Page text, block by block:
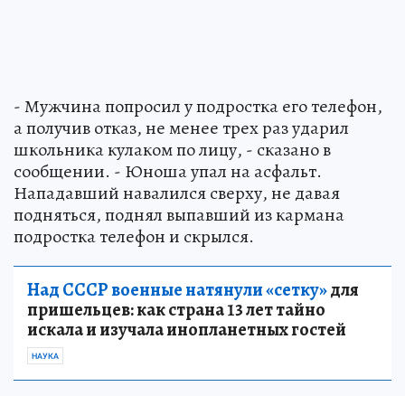
- Мужчина попросил у подростка его телефон,
а получив отказ, не менее трех раз ударил
школьника кулаком по лицу, - сказано в
сообщении. - Юноша упал на асфальт.
Нападавший навалился сверху, не давая
подняться, поднял выпавший из кармана
подростка телефон и скрылся.
Над СССР военные натянули «сетку»для
пришельцев: как страна 13 лет тайно
искала и изучала инопланетных гостей
НАУКА